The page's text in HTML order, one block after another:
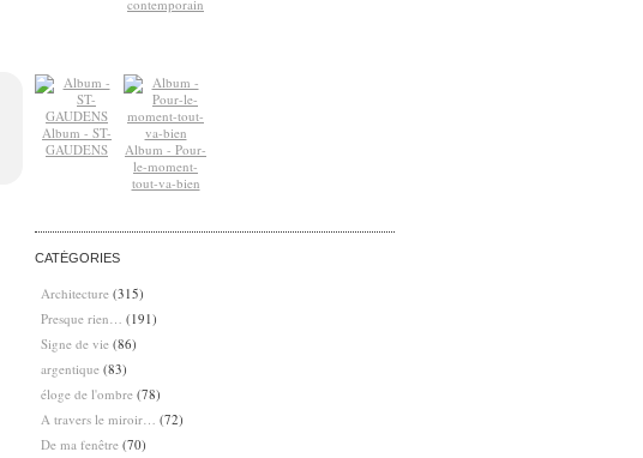
contemporain
Album - ST-
GAUDENS
Album - Pour-
le-moment-
tout-va-bien
CATÉGORIES
Architecture (315)
Presque rien…
(191)
Signe de vie (86)
argentique (83)
éloge de l'ombre (78)
A travers le miroir…
(72)
De ma fenêtre (70)